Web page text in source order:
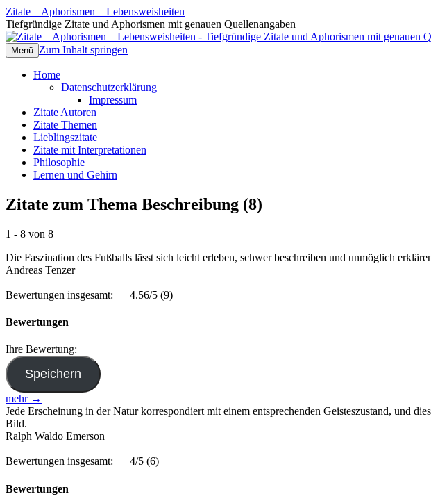
Zitate – Aphorismen – Lebensweisheiten
Tiefgründige Zitate und Aphorismen mit genauen Quellenangaben
Menü Zum Inhalt springen
Home
Datenschutzerklärung
Impressum
Zitate Autoren
Zitate Themen
Lieblingszitate
Zitate mit Interpretationen
Philosophie
Lernen und Gehirn
Zitate zum Thema Beschreibung (8)
1 - 8 von 8
Die Faszination des Fußballs lässt sich leicht erleben, schwer beschreiben und unmöglich
Andreas Tenzer
Bewertungen insgesamt: 4.56/5 (9)
Bewertungen
Ihre Bewertung:
mehr →
Jede Erscheinung in der Natur korrespondiert mit einem entsprechenden Geisteszustand, und
Bild.
Ralph Waldo Emerson
Bewertungen insgesamt: 4/5 (6)
Bewertungen